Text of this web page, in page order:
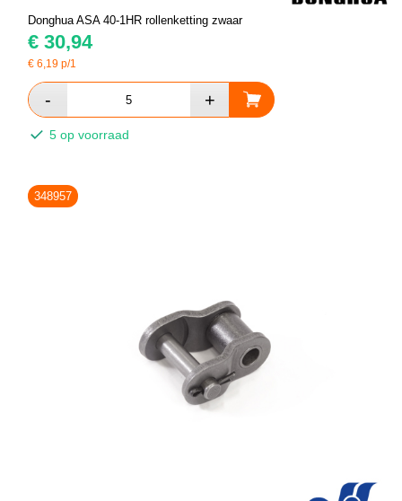
Donghua ASA 40-1HR rollenketting zwaar
€ 30,94
€6,19 p/1
5 op voorraad
348957